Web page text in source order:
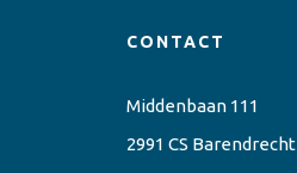
CONTACT
Middenbaan 111
2991 CS Barendrecht